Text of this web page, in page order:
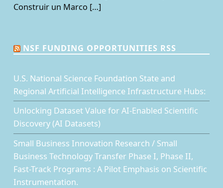
Construir un Marco […]
NSF FUNDING OPPORTUNITIES RSS
U.S. National Science Foundation State and
Regional Artificial Intelligence Infrastructure Hubs:
Unlocking Dataset Value for AI-Enabled Scientific
Discovery (AI Datasets)
Small Business Innovation Research / Small
Business Technology Transfer Phase I, Phase II,
Fast-Track Programs : A Pilot Emphasis on Scientific
Instrumentation.